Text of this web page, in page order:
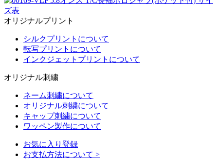
オリジナルプリント
シルクプリントについて
転写プリントについて
インクジェットプリントについて
オリジナル刺繍
ネーム刺繍について
オリジナル刺繍について
キャップ刺繍について
ワッペン製作について
お気に入り登録
お支払方法について >